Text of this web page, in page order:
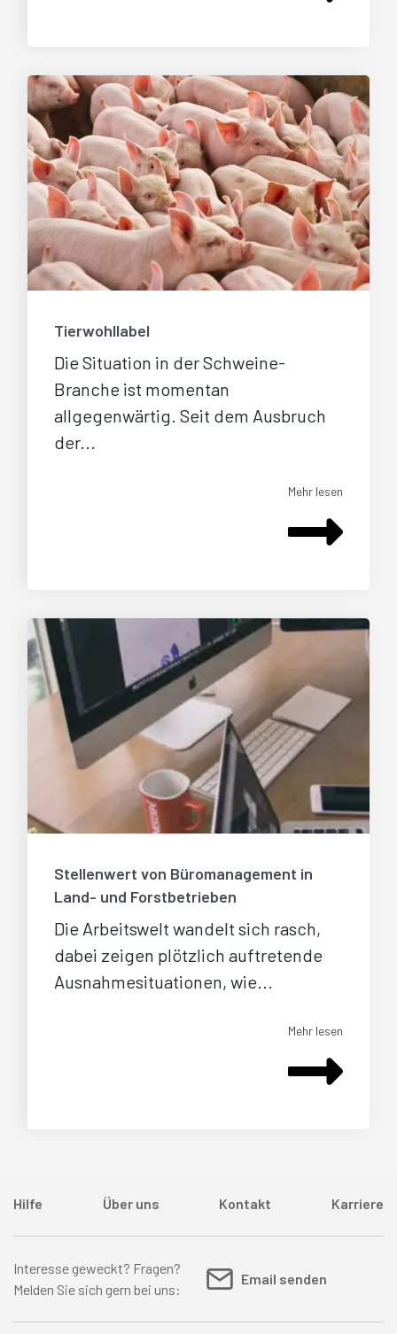
Tierwohllabel
Die Situation in der Schweine-
Branche ist momentan
allgegenwärtig. Seit dem Ausbruch
der...
Mehr lesen
Stellenwert von Büromanagement in
Land- und Forstbetrieben
Die Arbeitswelt wandelt sich rasch,
dabei zeigen plötzlich auftretende
Ausnahmesituationen, wie...
Mehr lesen
Hilfe Über uns Kontakt Karriere
Interesse geweckt? Fragen?
Melden Sie sich gern bei uns:
Email senden